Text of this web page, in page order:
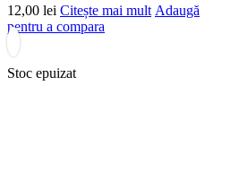
12,00 lei Citește mai mult Adaugă
pentru a compara
Stoc epuizat